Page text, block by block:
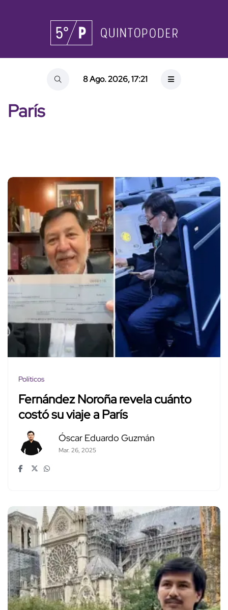
8 Ago. 2026, 17:21
París
Políticos
Fernández Noroña revela cuánto
costó su viaje a París
Óscar Eduardo Guzmán
Mar. 26, 2025